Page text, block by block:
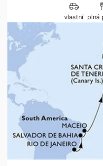
vlastní plná